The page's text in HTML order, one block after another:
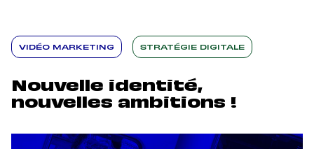
VIDÉO MARKETING STRATÉGIE DIGITALE
Nouvelle identité,
nouvelles ambitions !